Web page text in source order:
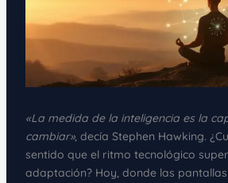
«La medida de la inteligencia es la
cambiar», decía Stephen Hawking.
sentido que el ritmo tecnológico
adaptación? Hoy, donde las